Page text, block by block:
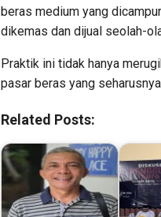
beras medium yang
dikemas dan dijual seolah-
Praktik ini tidak hanya
pasar beras yang
Related Posts: